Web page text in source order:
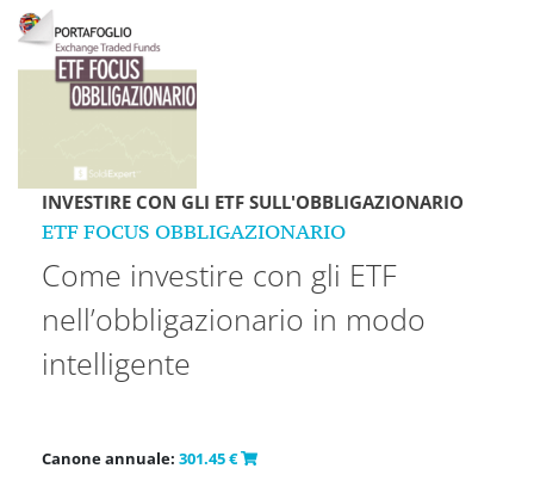
INVESTIRE CON GLI ETF SULL'OBBLIGAZIONARIO
ETF FOCUS OBBLIGAZIONARIO
Come investire con gli ETF
nell’obbligazionario in modo
intelligente
Canone annuale: 301.45 €